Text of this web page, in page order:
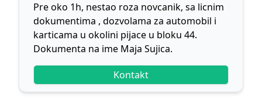
Pre oko 1h, nestao roza novcanik, sa licnim
dokumentima , dozvolama za automobil i
karticama u okolini pijace u bloku 44.
Dokumenta na ime Maja Sujica.
Kontakt